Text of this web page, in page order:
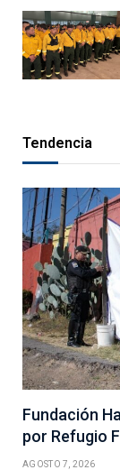
Tendencia
Fundación
por Refugio
AGOSTO 7, 2026